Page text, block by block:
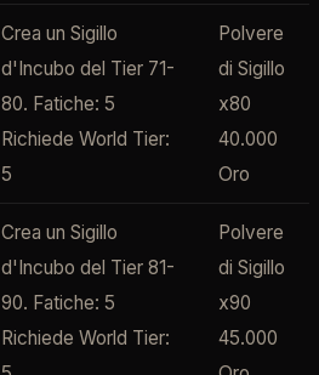
Crea un Sigillo
d'Incubo del Tier 71-
80. Fatiche: 5
Richiede World Tier:
5
Polvere
di Sigillo
x80
40.000
Oro
Crea un Sigillo
d'Incubo del Tier 81-
90. Fatiche: 5
Richiede World Tier:
Polvere
di Sigillo
x90
45.000